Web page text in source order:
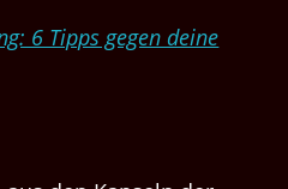
6 Tipps gegen deine